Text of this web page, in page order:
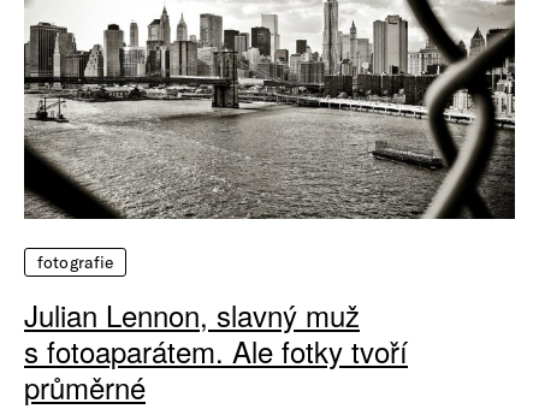
fotografie
Julian Lennon, slavný muž
s fotoaparátem. Ale fotky tvoří
průměrné